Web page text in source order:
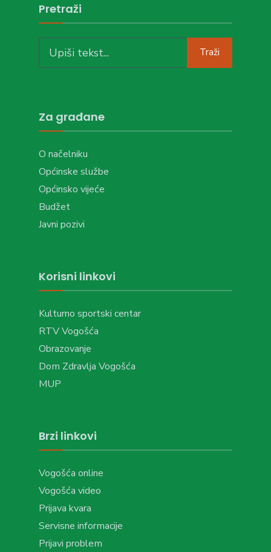
Pretraži
for:
Traži
Za građane
O načelniku
Općinske službe
Općinsko vijeće
Budžet
Javni pozivi
Korisni linkovi
Kulturno sportski centar
RTV Vogošća
Obrazovanje
Dom Zdravlja Vogošća
MUP
Brzi linkovi
Vogošća online
Vogošća video
Prijava kvara
Servisne informacije
Prijavi problem